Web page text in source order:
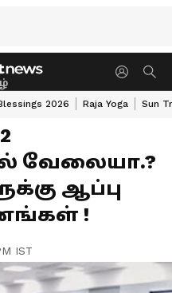
2026 Raja Yoga Sun
வேலையா.?
ஆப்பு
!
IST